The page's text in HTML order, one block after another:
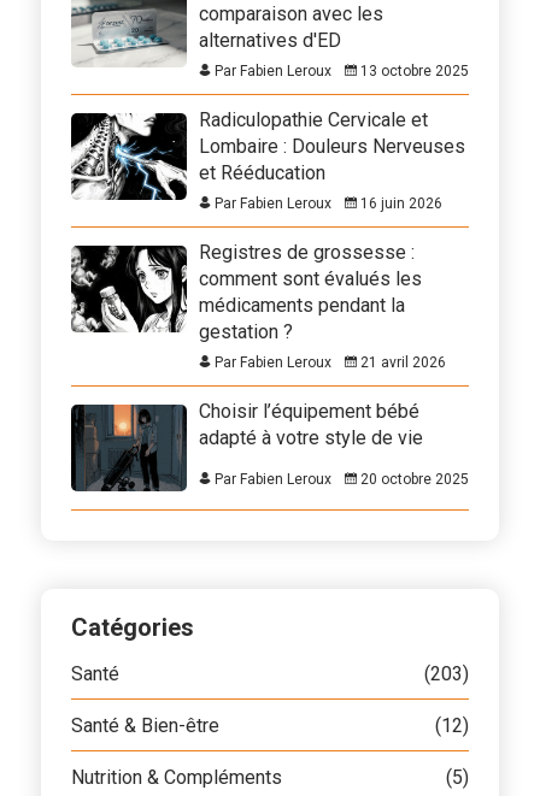
comparaison avec les
alternatives d'ED
Par Fabien Leroux 13 octobre 2025
Radiculopathie Cervicale et
Lombaire : Douleurs Nerveuses
et Rééducation
Par Fabien Leroux 16 juin 2026
Registres de grossesse :
comment sont évalués les
médicaments pendant la
gestation ?
Par Fabien Leroux 21 avril 2026
Choisir l’équipement bébé
adapté à votre style de vie
Par Fabien Leroux 20 octobre 2025
Catégories
Santé (203)
Santé & Bien-être (12)
Nutrition & Compléments (5)